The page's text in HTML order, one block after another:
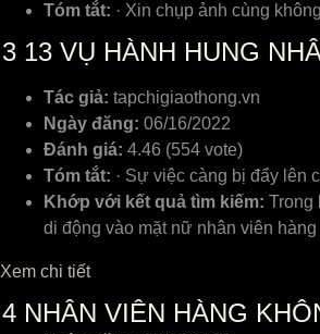
Tóm tắt: · Xin chụp ảnh cùng
3 13 VỤ HÀNH HUNG
Tác giả: tapchigiaothong.vn
Ngày đăng: 06/16/2022
Đánh giá: 4.46 (554 vote)
Tóm tắt: · Sự việc càng bị đẩy lên
Khớp với kết quả tìm kiếm: Trong
di động vào mặt nữ nhân viên
Xem chi tiết
4 NHÂN VIÊN HÀNG